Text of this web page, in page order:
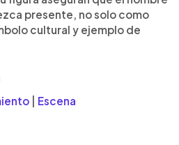
presente, no solo como
cultural y ejemplo de
Escena